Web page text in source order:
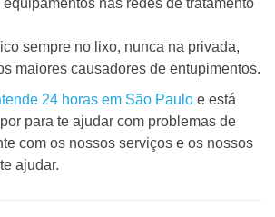
sempre no lixo, nunca na privada,
maiores causadores de entupimentos.
24 horas em São Paulo e está
para te ajudar com problemas de
com os nossos serviços e os nossos
ajudar.